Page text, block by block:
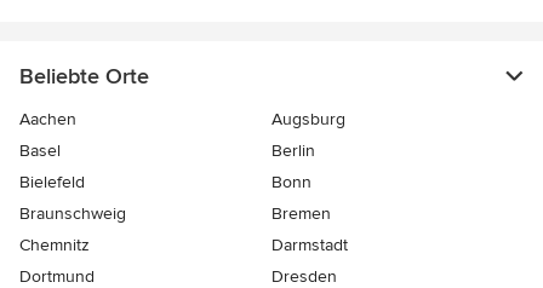
Beliebte Orte
Aachen
Augsburg
Basel
Berlin
Bielefeld
Bonn
Braunschweig
Bremen
Chemnitz
Darmstadt
Dortmund
Dresden